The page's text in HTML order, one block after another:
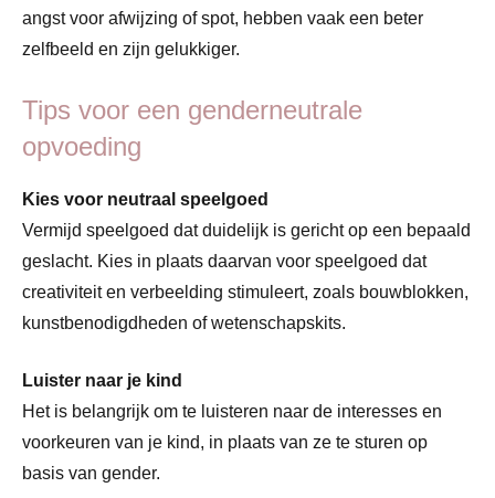
angst voor afwijzing of spot, hebben vaak een beter
zelfbeeld en zijn gelukkiger.
Tips voor een genderneutrale
opvoeding
Kies voor neutraal speelgoed
Vermijd speelgoed dat duidelijk is gericht op een bepaald
geslacht. Kies in plaats daarvan voor speelgoed dat
creativiteit en verbeelding stimuleert, zoals bouwblokken,
kunstbenodigdheden of wetenschapskits.
Luister naar je kind
Het is belangrijk om te luisteren naar de interesses en
voorkeuren van je kind, in plaats van ze te sturen op
basis van gender.